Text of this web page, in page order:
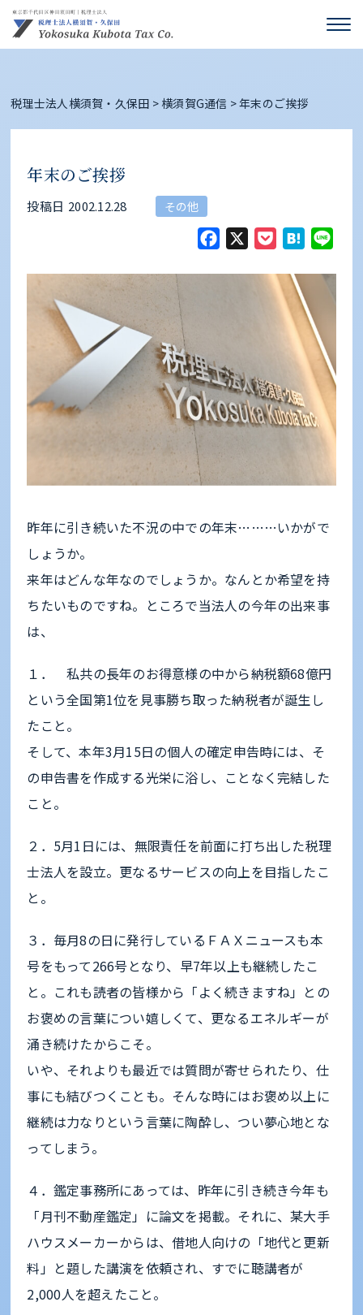
税理士法人横須賀・久保田 >横須賀G通信 >年末のご挨拶
年末のご挨拶
投稿日 2002.12.28 その他
Facebook
X Pocket
昨年に引き続いた不況の中での年末………いかがで
しょうか。
来年はどんな年なのでしょうか。なんとか希望を持
ちたいものですね。ところで当法人の今年の出来事
は、
１． 私共の長年のお得意様の中から納税額68億円
という全国第1位を見事勝ち取った納税者が誕生し
たこと。
そして、本年3月15日の個人の確定申告時には、そ
の申告書を作成する光栄に浴し、ことなく完結した
こと。
２．5月1日には、無限責任を前面に打ち出した税理
士法人を設立。更なるサービスの向上を目指したこ
と。
３．毎月8の日に発行しているＦＡＸニュースも本
号をもって266号となり、早7年以上も継続したこ
と。これも読者の皆様から「よく続きますね」との
お褒めの言葉につい嬉しくて、更なるエネルギーが
涌き続けたからこそ。
いや、それよりも最近では質問が寄せられたり、仕
事にも結びつくことも。そんな時にはお褒め以上に
継続は力なりという言葉に陶酔し、つい夢心地とな
ってしまう。
４．鑑定事務所にあっては、昨年に引き続き今年も
「月刊不動産鑑定」に論文を掲載。それに、某大手
ハウスメーカーからは、借地人向けの「地代と更新
料」と題した講演を依頼され、すでに聴講者が
2,000人を超えたこと。